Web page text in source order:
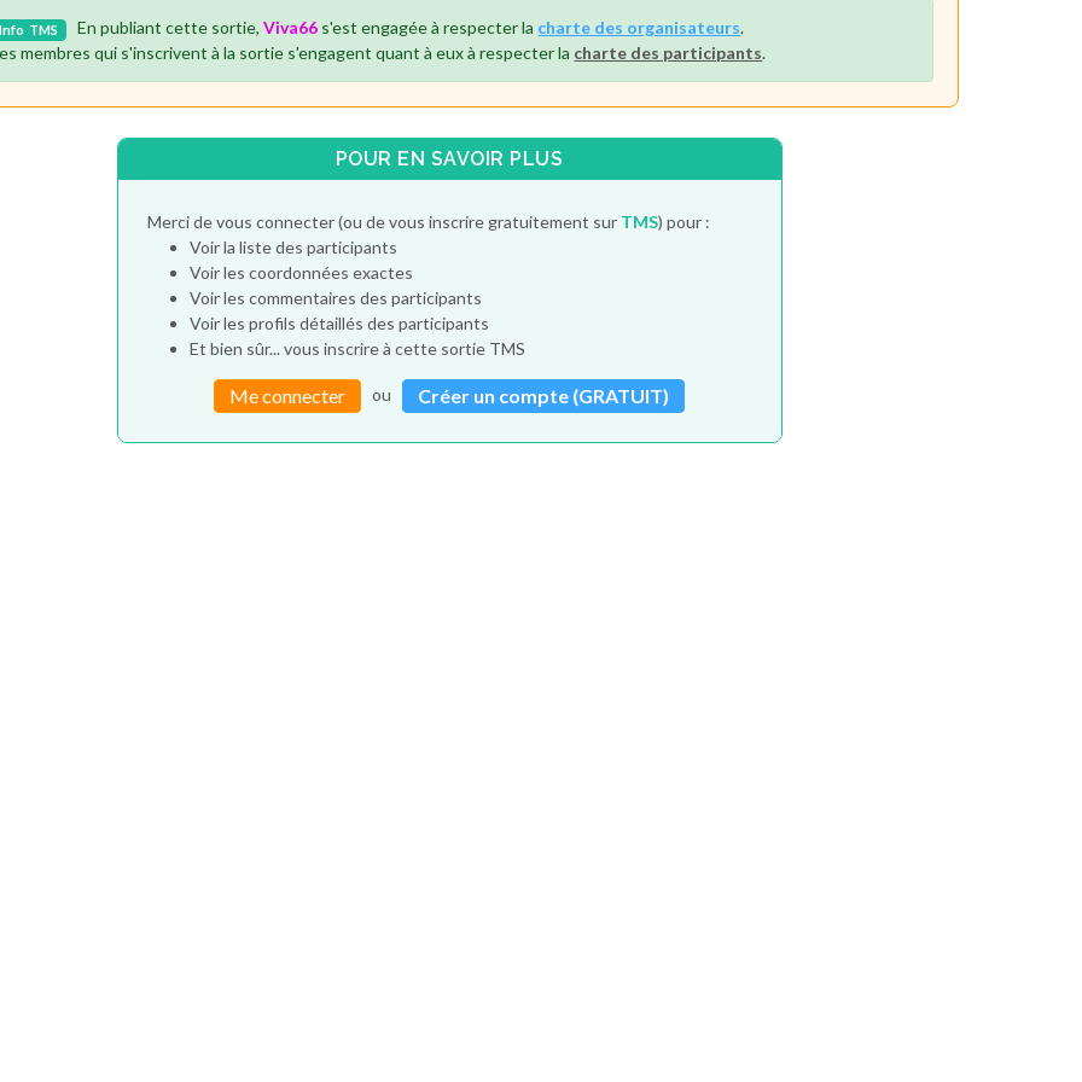
TMS En publiant cette sortie,Viva66 s'est engagée à respecter la charte des organisateurs.
membres qui s'inscrivent à la sortie s'engagent quant à eux à respecter la charte des participants.
POUR EN SAVOIR PLUS
Merci de vous connecter (ou de vous inscrire gratuitement sur TMS) pour :
Voir la liste des participants
Voir les coordonnées exactes
Voir les commentaires des participants
Voir les profils détaillés des participants
Et bien sûr... vous inscrire à cette sortie TMS
Me connecter ou Créer un compte (GRATUIT)